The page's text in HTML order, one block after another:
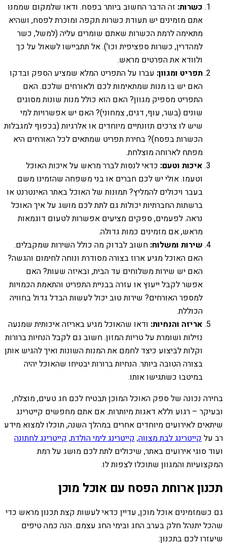
כשרות: זה הדבר החשוב ביותר בפסח. ודאו שלמקום שממנו
אתם מזמינים יש תעודת כשרות תקפה ומוכרת לפסח, ושהיא
מתאימה לרמת הכשרות שאתם שומרים עליה (למשל, כשר
למהדרין, כשרות ספציפית וכו'). אל תתביישו לשאול על כך
ולוודא את הפרטים מראש.
תפריט ומגוון: עברו על התפריט המלא שמציע הספק ובדקו
האם יש בו מנות שמתאימות לכם ולאורחים שלכם. האם
התפריט מספיק מגוון? האם הוא כולל מנות שונות מסוגים
שונים (בשר, עוף, דגים, צמחוני)? האם יש אפשרויות למי
שיש לו צרכים תזונתיים מיוחדים או אלרגיות (בכפוף למגבלות
הכשרות בפסח)? בחירת תפריט שמתאים לכל האורחים היא
מפתח לארוחה מוצלחת.
איכות וטעם: כדאי לנסות לברר מראש על איכות האוכל
וטעמו. אולי יש לכם חברים או בני משפחה שהזמינו משם
בעבר ויכולים להמליץ? תמונות של האוכל באתר האינטרנט או
ברשתות החברתיות יכולות גם לתת לכם מושג על איך האוכל
נראה. לפעמים, ספקים מציעים אפשרות לטעום דוגמאות
מראש, אם מזמינים כמות גדולה.
שירות ומשלוח: חשוב לבדוק מה כולל השירות שמקבלים.
האם האוכל מגיע ארוז בצורה מסודרת ונוחה לחימום והגשה?
האם יש שירות משלוחים עד הבית, ובאיזה שעות? האם
אפשר לקבל ייעוץ או עזרה בבניית התפריט והתאמת הכמויות
למספר האורחים? שירות טוב יכול לעשות הבדל גדול בחוויה
הכוללת.
אריזה והנחיות: ודאו שהאוכל מגיע באריזה איכותית שמנעה
נזילות ושומרת על טריות המזון. חשוב גם לקבל הנחיות ברורות
וקלות לביצוע כיצד לחמם את המנות השונות ואיך להגיש אותן
בצורה הטובה ביותר. הנחיות ברורות יבטיחו שהאוכל יהיה
במיטבו כשתגישו אותו.
בחירה נכונה של ספק האוכל המוכן תבטיח לכם חג טעים, מוצלח,
ובעיקר – רגוע וללא דאגות מיותרות. אם אתם מחפשים קייטרינג
שיתאים לאירועים מיוחדים אחרים במהלך השנה, תוכלו למצוא מידע
רב עלקייטרינג לבת מצווה,קייטרינג לימי הולדת,קייטרינג לחתונה
ועוד סוגי אירועים באתר, שיכולים לתת לכם מושג על רמת
המקצועיות והמגוון שתוכלו לצפות לו.
תכנון ארוחת הפסח עם אוכל מוכן
גם כשמזמינים אוכל מוכן, עדיין כדאי לעשות קצת תכנון מראש כדי
שהכל יתנהל חלק בערב החג ובימי החג עצמם. הנה כמה טיפים
שיעזרו לכם בתכנון: